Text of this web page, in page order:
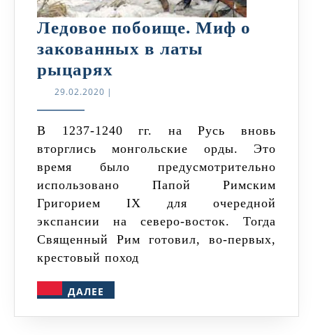
Ледовое побоище. Миф о
закованных в латы
рыцарях
о
закованных
в
латы
рыцарях
29.02.2020 29.02.2020
|
В 1237-1240 гг. на Русь вновь
вторглись монгольские орды. Это
время было предусмотрительно
использовано Папой Римским
Григорием IX для очередной
экспансии на северо-восток. Тогда
Священный Рим готовил, во-первых,
крестовый поход
ДАЛЕЕ